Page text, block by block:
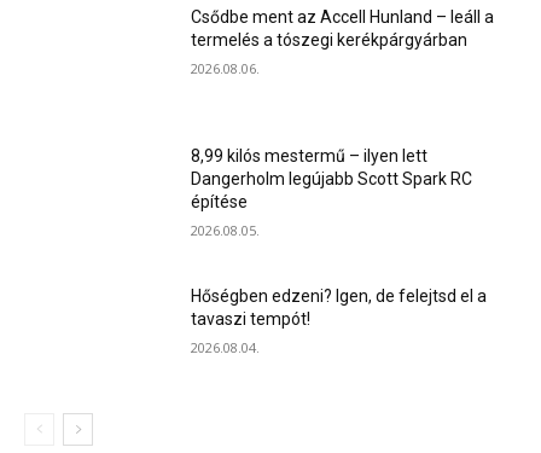
Csődbe ment az Accell Hunland – leáll a
termelés a tószegi kerékpárgyárban
2026.08.06.
8,99 kilós mestermű – ilyen lett
Dangerholm legújabb Scott Spark RC
építése
2026.08.05.
Hőségben edzeni? Igen, de felejtsd el a
tavaszi tempót!
2026.08.04.